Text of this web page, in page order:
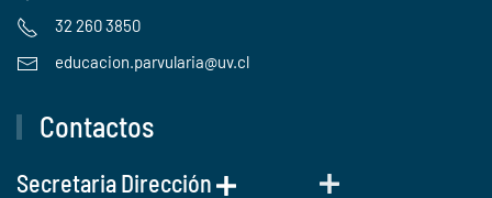
32 260 3850
educacion.parvularia@uv.cl
Contactos
Secretaria Dirección